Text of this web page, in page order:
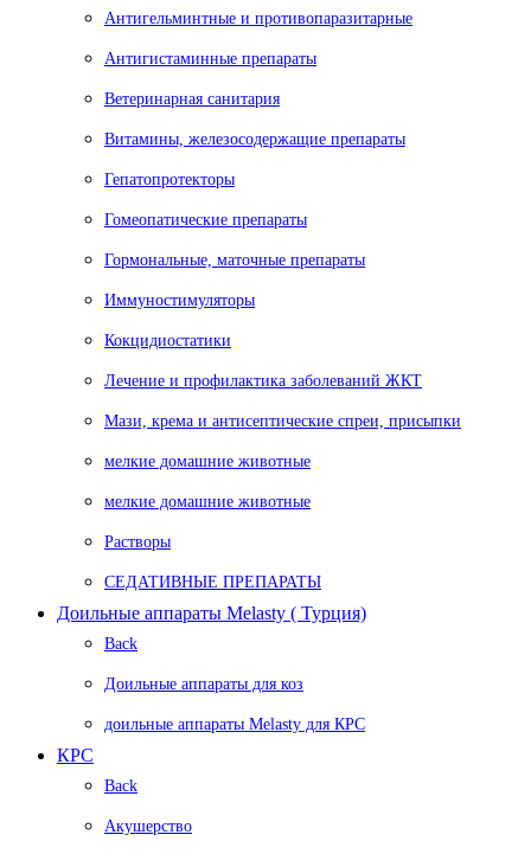
Антигельминтные и противопаразитарные
Антигистаминные препараты
Ветеринарная санитария
Витамины, железосодержащие препараты
Гепатопротекторы
Гомеопатические препараты
Гормональные, маточные препараты
Иммуностимуляторы
Кокцидиостатики
Лечение и профилактика заболеваний ЖКТ
Мази, крема и антисептические спреи, присыпки
мелкие домашние животные
мелкие домашние животные
Растворы
СЕДАТИВНЫЕ ПРЕПАРАТЫ
Доильные аппараты Melasty ( Турция)
Back
Доильные аппараты для коз
доильные аппараты Melasty для КРС
КРС
Back
Акушерство